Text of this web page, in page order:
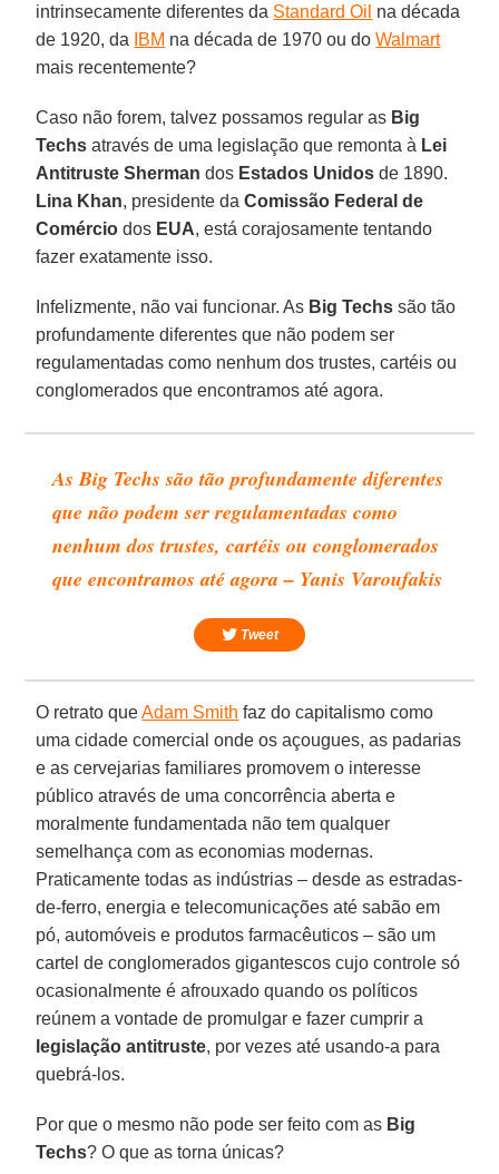
intrinsecamente diferentes da Standard Oil na década
de 1920, da
IBM na década de 1970 ou doWalmart
mais recentemente?
Caso não forem, talvez possamos regular as Big
Techs através de uma legislação que remonta à Lei
Antitruste Sherman dos Estados Unidos de 1890.
Lina Khan, presidente daComissão Federal de
Comércio dos EUA, está corajosamente tentando
fazer exatamente isso.
Infelizmente, não vai funcionar. As Big Techs são tão
profundamente diferentes que não podem ser
regulamentadas como nenhum dos trustes, cartéis ou
conglomerados que encontramos até agora.
As Big Techs são tão profundamente diferentes
que não podem ser regulamentadas como
nenhum dos trustes, cartéis ou conglomerados
que encontramos até agora – Yanis Varoufakis
Tweet
O retrato queAdam Smith faz do capitalismo como
uma cidade comercial onde os açougues, as padarias
e as cervejarias familiares promovem o interesse
público através de uma concorrência aberta e
moralmente fundamentada não tem qualquer
semelhança com as economias modernas.
Praticamente todas as indústrias – desde as estradas-
de-ferro, energia e telecomunicações até sabão em
pó, automóveis e produtos farmacêuticos – são um
cartel de conglomerados gigantescos cujo controle só
ocasionalmente é afrouxado quando os políticos
reúnem a vontade de promulgar e fazer cumprir a
legislação antitruste, por vezes até usando-a para
quebrá-los.
Por que o mesmo não pode ser feito com as Big
Techs? O que as torna únicas?